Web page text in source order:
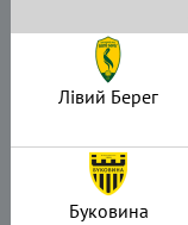
Лівий Берег
Буковина